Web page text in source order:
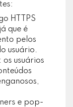
HTTPS
que é
pelos
usuário.
: os usuários
e pop-